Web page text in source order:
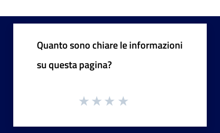
Quanto sono chiare le informazioni
su questa pagina?